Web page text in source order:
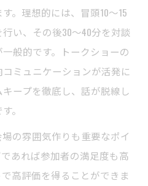
。理想的には、冒頭10～15
い、その後30～40分を対談
般的です。トークショーの
ミュニケーションが活発に
ープを徹底し、話が脱線し
。
の雰囲気作りも重要なポイ
あれば参加者の満足度も高
高評価を得ることができま